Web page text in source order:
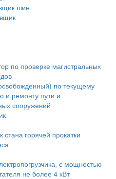
шин
по проверке магистральных
по текущему
и ремонту пути и
сооружений
стана горячей прокатки
с мощностью
не более 4 кВт